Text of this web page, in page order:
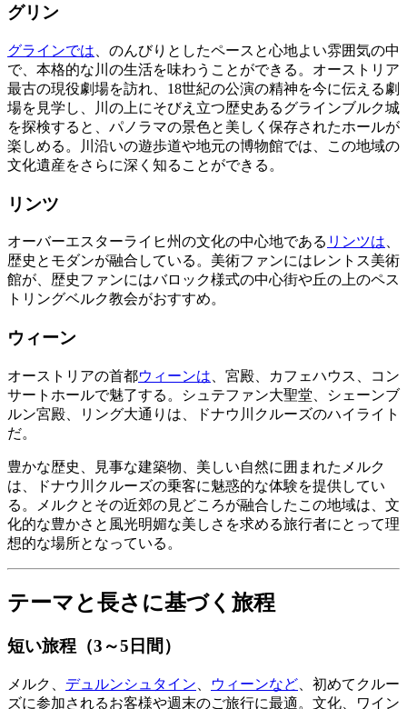
グリン
グラインでは 、のんびりとしたペースと心地よい雰囲気の中
で、本格的な川の生活を味わうことができる。オーストリア
最古の現役劇場を訪れ、18世紀の公演の精神を今に伝える劇
場を見学し、川の上にそびえ立つ歴史あるグラインブルク城
を探検すると、パノラマの景色と美しく保存されたホールが
楽しめる。川沿いの遊歩道や地元の博物館では、この地域の
文化遺産をさらに深く知ることができる。
リンツ
オーバーエスターライヒ州の文化の中心地である リンツは
歴史とモダンが融合している。美術ファンにはレントス美術
館が、歴史ファンにはバロック様式の中心街や丘の上のペス
トリングベルク教会がおすすめ。
ウィーン
オーストリアの首都ウィーンは 、宮殿、カフェハウス、コン
サートホールで魅了する。シュテファン大聖堂、シェーンブ
ルン宮殿、リング大通りは、ドナウ川クルーズのハイライト
だ。
豊かな歴史、見事な建築物、美しい自然に囲まれたメルク
は、ドナウ川クルーズの乗客に魅惑的な体験を提供してい
る。メルクとその近郊の見どころが融合したこの地域は、文
化的な豊かさと風光明媚な美しさを求める旅行者にとって理
想的な場所となっている。
テーマと長さに基づく旅程
短い旅程（3～5日間）
メルク、 デュルンシュタイン ウィーンなど 、初めてクルー
ズに参加されるお客様や週末のご旅行に最適。文化、ワイン